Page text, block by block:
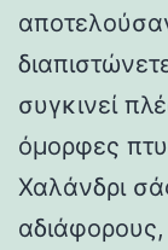
συγκινεί
όμορφες
Χαλάνδρι